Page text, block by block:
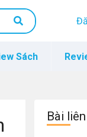
Sách
Bài